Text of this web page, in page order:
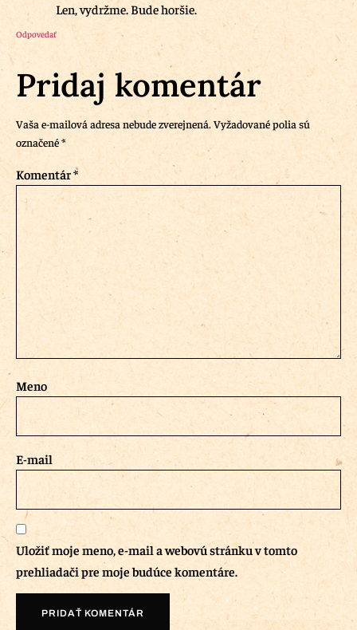
Len, vydržme. Bude horšie.
Odpovedať
Pridaj komentár
Vaša e-mailová adresa nebude zverejnená. Vyžadované polia sú
označené*
Komentár*
Meno
E-mail
Uložiť moje meno, e-mail a webovú stránku v tomto
prehliadači pre moje budúce komentáre.